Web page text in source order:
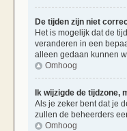
De tijden zijn niet
Het is mogelijk dat de
veranderen in een
alleen gedaan kunnen
Omhoog
Ik wijzigde de tijdzone,
Als je zeker bent dat je
zullen de beheerders
Omhoog